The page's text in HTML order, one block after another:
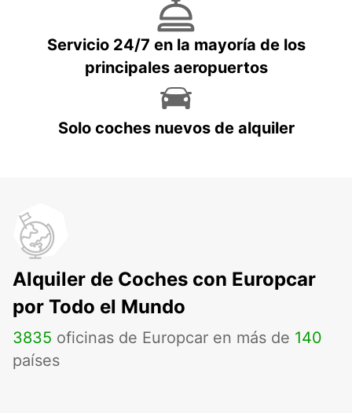
Servicio 24/7 en la mayoría de los
principales aeropuertos
Solo coches nuevos de alquiler
Alquiler de Coches con Europcar
por Todo el Mundo
3835 oficinas de Europcar en más de 140
países